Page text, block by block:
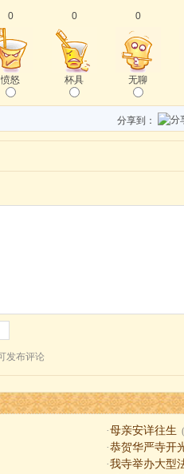
0
愤怒
0
杯具
0
无聊
分享到：
·母亲安详往生
·恭贺华严寺开
·我寺举办大型